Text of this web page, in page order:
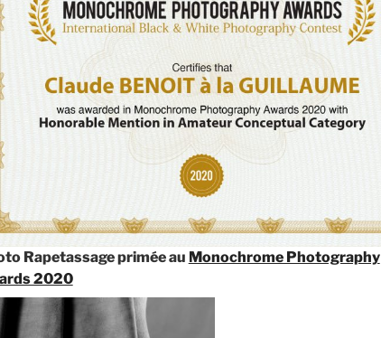
Rapetassage primée au Monochrome Photography
2020